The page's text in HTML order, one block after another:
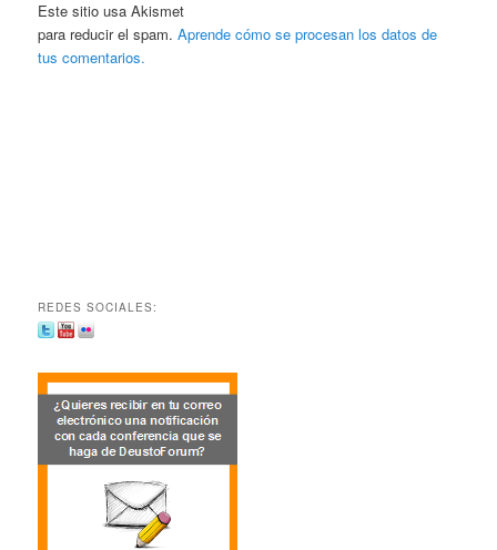
Este sitio usa Akismet
para reducir el spam.Aprende cómo se procesan los datos de
tus comentarios.
REDES SOCIALES: